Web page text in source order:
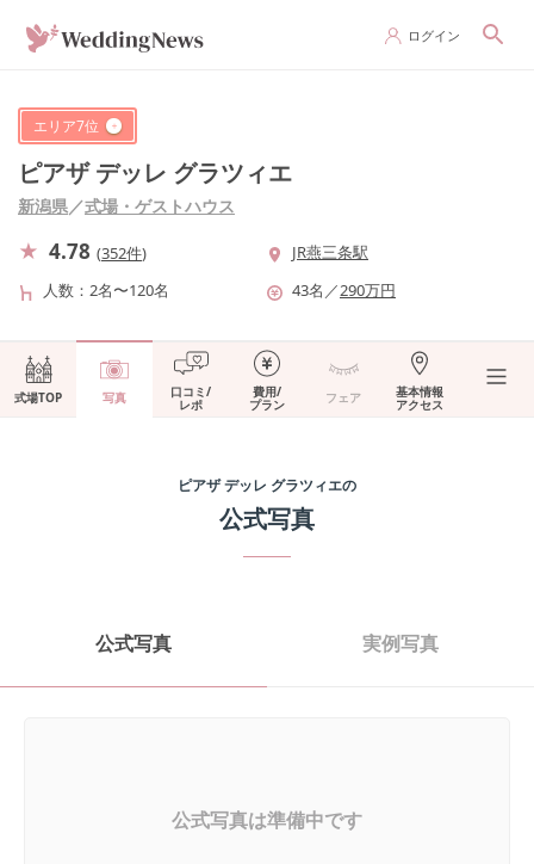
ログイン
エリア7位
ピアザ デッレ グラツィエ
新潟県／式場・ゲストハウス
4.78 (352件)
JR燕三条駅
人数
2名〜120名 43名 ／290万円
式場TOP 写真 口コミ/
レポ
費用/
プラン フェア 基本情報
アクセス
ピアザ デッレ グラツィエの
公式写真
公式写真 実例写真
公式写真は準備中です